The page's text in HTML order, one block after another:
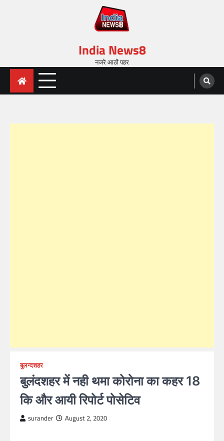
India News8
नजरे आठों पहर
बुलन्दशहर
बुलंदशहर में नही थमा कोरोना का कहर 18
कि और आयी रिपोर्ट पोसेटिव
surander August 2, 2020